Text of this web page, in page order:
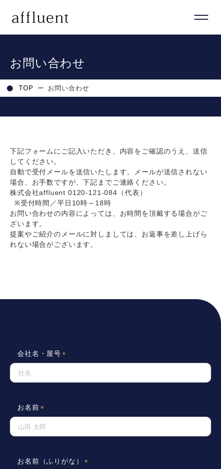
お問い合わせ
TOP ー お問い合わせ
下記フォームにご記入いただき、内容をご確認のうえ、送信
してください。
自動で受付メールを送信いたします。メールが送信されない
場合、お手数ですが、下記までご連絡ください。
株式会社affluent 0120‐121‐084（代表）
※受付時間／平日10時～18時
お問い合わせの内容によっては、お時間を頂戴する場合がご
ざいます。
提案やご紹介のメールに対しましては、お返事を差し上げら
れない場合がございます。
会社名・屋号
お名前
お名前（ふりがな）